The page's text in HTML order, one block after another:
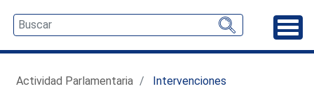
Actividad Parlamentaria
Intervenciones